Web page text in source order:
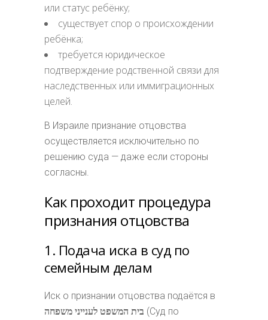
или статус ребёнку;
существует спор о происхождении
ребёнка;
требуется юридическое
подтверждение родственной связи для
наследственных или иммиграционных
целей.
В Израиле признание отцовства
осуществляется исключительно по
решению суда — даже если стороны
согласны.
Как проходит процедура
признания отцовства
1. Подача иска в суд по
семейным делам
Иск о признании отцовства подаётся в
בית המשפט לענייני משפחה (Суд по